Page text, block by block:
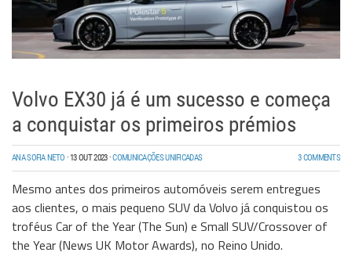
Volvo EX30 já é um sucesso e começa
a conquistar os primeiros prémios
ANA SOFIA NETO ·13 OUT 2023·COMUNICAÇÕES UNIFICADAS 3 COMMENTS
Mesmo antes dos primeiros automóveis serem entregues
aos clientes, o mais pequeno SUV da Volvo já conquistou os
troféus Car of the Year (The Sun) e Small SUV/Crossover of
the Year (News UK Motor Awards), no Reino Unido.